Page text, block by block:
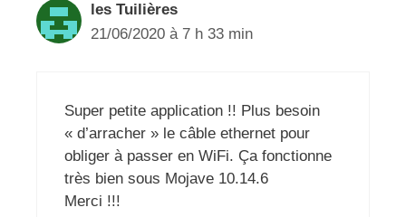
les Tuilières
21/06/2020 à 7 h 33 min
Super petite application !! Plus besoin
« d’arracher » le câble ethernet pour
obliger à passer en WiFi. Ça fonctionne
très bien sous Mojave 10.14.6
Merci !!!